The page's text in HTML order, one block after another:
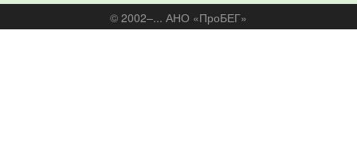
© 2002–... АНО «ПроБЕГ»